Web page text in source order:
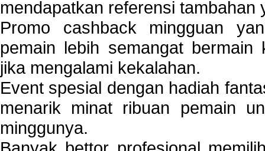
mendapatkan referensi tambahan
Promo cashback mingguan
pemain lebih semangat bermain
jika mengalami kekalahan.
Event spesial dengan hadiah
menarik minat ribuan pemain
minggunya.